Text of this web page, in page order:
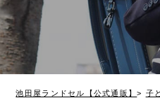
池田屋ランドセル【公式通販】 子